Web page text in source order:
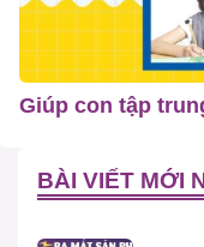
Giúp con tập
BÀI VIẾT MỚI